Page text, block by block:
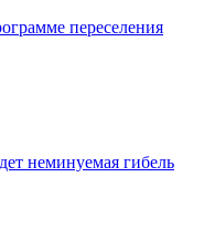
переселения
неминуемая гибель